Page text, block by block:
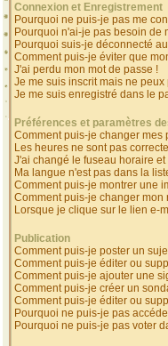
Connexion et Enregistrement
Pourquoi ne puis-je pas me
Pourquoi n'ai-je pas besoin de
Pourquoi suis-je déconnecté
Comment puis-je éviter que
J'ai perdu mon mot de passe !
Je me suis inscrit mais ne peux
Je me suis enregistré dans le
Préférences et paramètres
Comment puis-je changer mes
Les heures ne sont pas
J'ai changé le fuseau horaire
Ma langue n'est pas dans la
Comment puis-je montrer une
Comment puis-je changer mon
Lorsque je clique sur le lien e-
Publication
Comment puis-je poster un
Comment puis-je éditer ou
Comment puis-je ajouter une
Comment puis-je créer un
Comment puis-je éditer ou
Pourquoi ne puis-je pas
Pourquoi ne puis-je pas voter